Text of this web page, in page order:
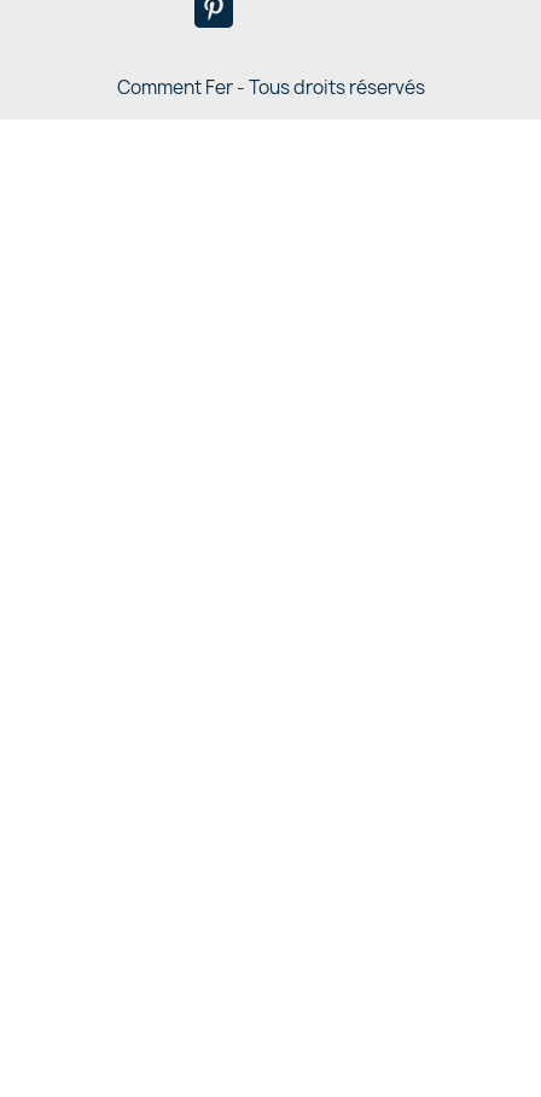
Comment Fer - Tous droits réservés